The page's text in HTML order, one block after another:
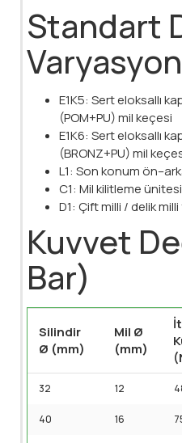
Standart
E1K5: Sert eloksallı
(POM+PU) mil keçesi
E1K6: Sert eloksallı
(BRONZ+PU) mil
L1: Son konum
C1: Mil kilitleme ünitesi
D1: Çift milli / delik milli
Kuvvet
Bar)
Silindir
Ø (mm)
Mil Ø
(mm)
32 12
40 16